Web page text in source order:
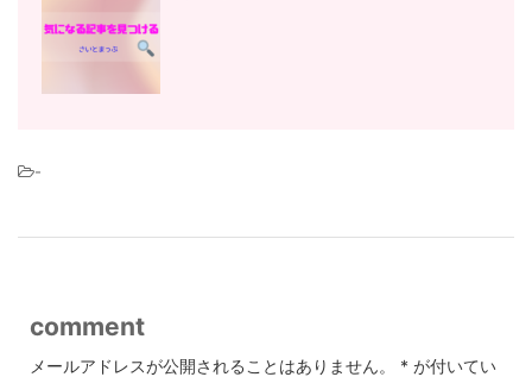
-
comment
メールアドレスが公開されることはありません。 * が付いてい